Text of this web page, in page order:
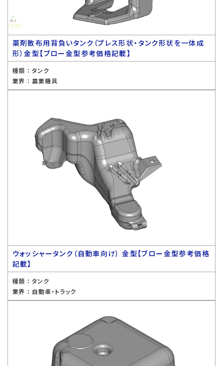
薬剤散布用背負いタンク（プレス形状・タンク形状を一体成
形）金型【ブロー金型参考価格記載】
種類 ： タンク
業界 ： 農業機具
ウォッシャータンク（自動車向け） 金型【ブロー金型参考価格
記載】
種類 ： タンク
業界 ： 自動車・トラック